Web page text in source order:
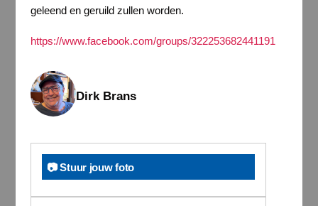
geleend en geruild zullen worden.
https://www.facebook.com/groups/322253682441191
Dirk Brans
📷 Stuur jouw foto